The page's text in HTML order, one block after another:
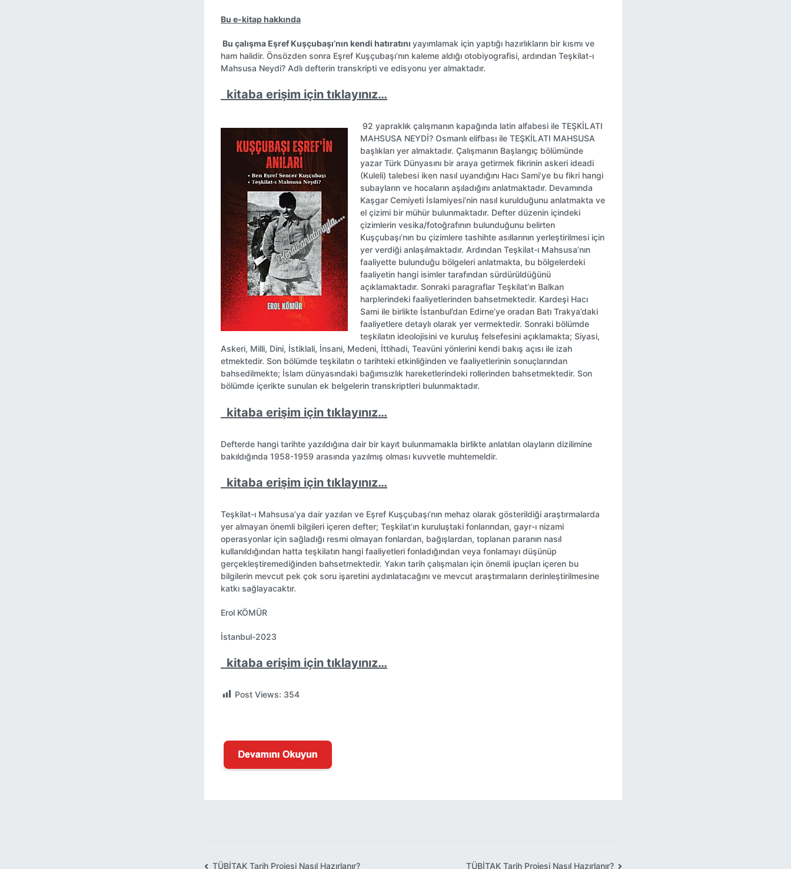
Bu e-kitap hakkında
Bu çalışma Eşref Kuşçubaşı’nın kendi hatıratını yayımlamak için yaptığı hazırlıkların bir kısmı ve
ham halidir. Önsözden sonra Eşref Kuşçubaşı’nın kaleme aldığı otobiyografisi, ardından Teşkilat-ı
Mahsusa Neydi? Adlı defterin transkripti ve edisyonu yer almaktadır.
kitaba erişim için tıklayınız…
92 yapraklık çalışmanın kapağında latin alfabesi ile TEŞKİLATI
MAHSUSA NEYDİ? Osmanlı elifbası ile TEŞKİLATI MAHSUSA
başlıkları yer almaktadır. Çalışmanın Başlangıç bölümünde
yazar Türk Dünyasını bir araya getirmek fikrinin askeri ideadi
(Kuleli) talebesi iken nasıl uyandığını Hacı Sami’ye bu fikri hangi
subayların ve hocaların aşıladığını anlatmaktadır. Devamında
Kaşgar Cemiyeti İslamiyesi’nin nasıl kurulduğunu anlatmakta ve
el çizimi bir mühür bulunmaktadır. Defter düzenin içindeki
çizimlerin vesika/fotoğrafının bulunduğunu belirten
Kuşçubaşı’nın bu çizimlere tashihte asıllarının yerleştirilmesi için
yer verdiği anlaşılmaktadır. Ardından Teşkilat-ı Mahsusa’nın
faaliyette bulunduğu bölgeleri anlatmakta, bu bölgelerdeki
faaliyetin hangi isimler tarafından sürdürüldüğünü
açıklamaktadır. Sonraki paragraflar Teşkilat’ın Balkan
harplerindeki faaliyetlerinden bahsetmektedir. Kardeşi Hacı
Sami ile birlikte İstanbul’dan Edirne’ye oradan Batı Trakya’daki
faaliyetlere detaylı olarak yer vermektedir. Sonraki bölümde
teşkilatın ideolojisini ve kuruluş felsefesini açıklamakta; Siyasi,
Askeri, Milli, Dini, İstiklali, İnsani, Medeni, İttihadi, Teavüni yönlerini kendi bakış açısı ile izah
etmektedir. Son bölümde teşkilatın o tarihteki etkinliğinden ve faaliyetlerinin sonuçlarından
bahsedilmekte; İslam dünyasındaki bağımsızlık hareketlerindeki rollerinden bahsetmektedir. Son
bölümde içerikte sunulan ek belgelerin transkriptleri bulunmaktadır.
kitaba erişim için tıklayınız…
Defterde hangi tarihte yazıldığına dair bir kayıt bulunmamakla birlikte anlatılan olayların dizilimine
bakıldığında 1958-1959 arasında yazılmış olması kuvvetle muhtemeldir.
kitaba erişim için tıklayınız…
Teşkilat-ı Mahsusa’ya dair yazılan ve Eşref Kuşçubaşı’nın mehaz olarak gösterildiği araştırmalarda
yer almayan önemli bilgileri içeren defter; Teşkilat’ın kuruluştaki fonlarından, gayr-ı nizami
operasyonlar için sağladığı resmi olmayan fonlardan, bağışlardan, toplanan paranın nasıl
kullanıldığından hatta teşkilatın hangi faaliyetleri fonladığından veya fonlamayı düşünüp
gerçekleştiremediğinden bahsetmektedir. Yakın tarih çalışmaları için önemli ipuçları içeren bu
bilgilerin mevcut pek çok soru işaretini aydınlatacağını ve mevcut araştırmaların derinleştirilmesine
katkı sağlayacaktır.
Erol KÖMÜR
İstanbul-2023
kitaba erişim için tıklayınız…
Post Views: 354
YazıTÜBİTAK Tarih Projesi Nasıl Hazırlanır? TÜBİTAK Tarih Projesi Nasıl Hazırlanır?